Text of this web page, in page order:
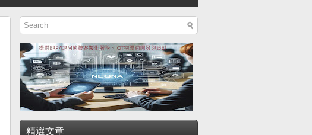
精選文章